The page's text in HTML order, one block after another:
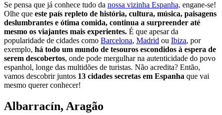
Se pensa que já conhece tudo da nossa vizinha Espanha, engane-se!
Olhe que este país repleto de história, cultura, música, paisagens
deslumbrantes e ótima comida, continua a surpreender até
mesmo os viajantes mais experientes. É que apesar da
popularidade de cidades como Barcelona, Madrid ou Ibiza, por
exemplo, há todo um mundo de tesouros escondidos à espera de
serem descobertos, onde pode mergulhar na autenticidade do povo
espanhol, longe das multidões de turistas. Não acredita? Então,
vamos descobrir juntos 13 cidades secretas em Espanha que vai
mesmo querer conhecer!
Albarracín, Aragão